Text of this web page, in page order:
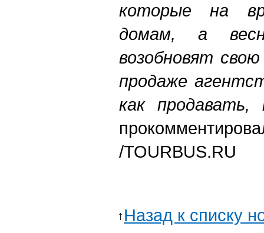
которые на
домам, а
возобновят
продаже
как продавать,
/TOURBUS.RU
Назад к списку